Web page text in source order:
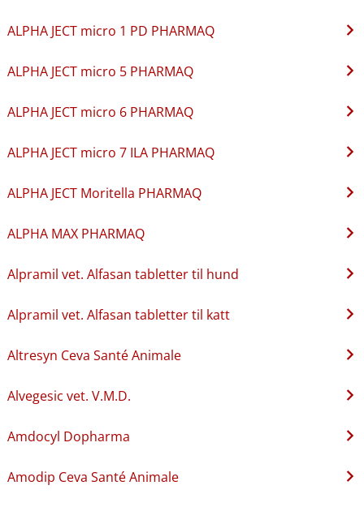
ALPHA JECT micro 1 PD PHARMAQ
ALPHA JECT micro 5 PHARMAQ
ALPHA JECT micro 6 PHARMAQ
ALPHA JECT micro 7 ILA PHARMAQ
ALPHA JECT Moritella PHARMAQ
ALPHA MAX PHARMAQ
Alpramil vet. Alfasan tabletter til hund
Alpramil vet. Alfasan tabletter til katt
Altresyn Ceva Santé Animale
Alvegesic vet. V.M.D.
Amdocyl Dopharma
Amodip Ceva Santé Animale